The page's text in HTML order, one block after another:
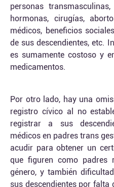
personas
hormonas, cirugías,
médicos, beneficios
de sus descendientes, etc.
es sumamente costoso y
medicamentos.
Por otro lado, hay una
registro cívico al no
registrar a sus
médicos en padres trans
acudir para obtener un
que figuren como padres
género, y también
sus descendientes por falta